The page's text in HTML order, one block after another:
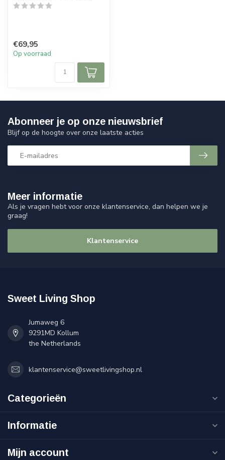
€69,95
Op voorraad
Meer informatie
Als je vragen hebt voor onze klantenservice, dan helpen we je
graag!
Klantenservice
Abonneer je op onze nieuwsbrief
Blijf op de hoogte over onze laatste acties
Sweet Living Shop
Jumaweg 6
9291MD Kollum
the Netherlands
klantenservice@sweetlivingshop.nl
Categorieën
Informatie
Mijn account